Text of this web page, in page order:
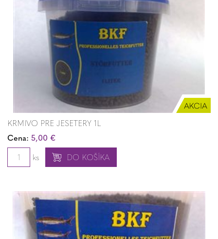
KRMIVO PRE JESETERY 1L
Cena: 5,00 €
ks
DO KOŠÍKA